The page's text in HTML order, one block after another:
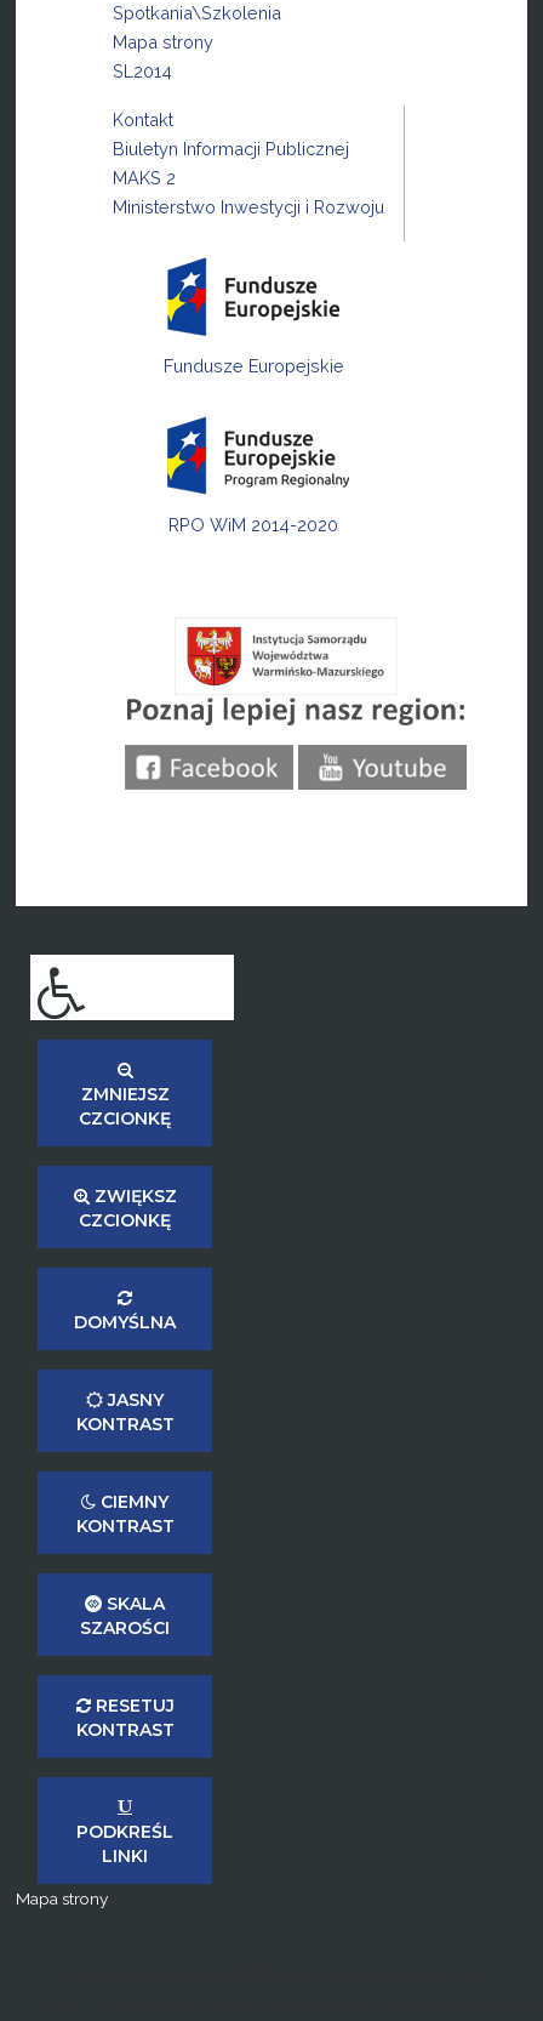
Spotkania\Szkolenia
Mapa strony
SL2014
Kontakt
Biuletyn Informacji Publicznej
MAKS 2
Ministerstwo Inwestycji i Rozwoju
Fundusze Europejskie
RPO WiM 2014-2020
ZMNIEJSZ
CZCIONKĘ
ZWIĘKSZ
CZCIONKĘ
DOMYŚLNA
JASNY
KONTRAST
CIEMNY
KONTRAST
SKALA
SZAROŚCI
RESETUJ
KONTRAST
PODKREŚL
LINKI
Mapa strony